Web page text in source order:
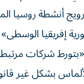
أنشطة روسيا
إفريقيا
شركات
بشكل غير